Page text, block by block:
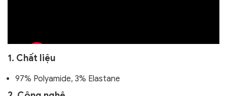
1. Chất liệu
97% Polyamide, 3% Elastane